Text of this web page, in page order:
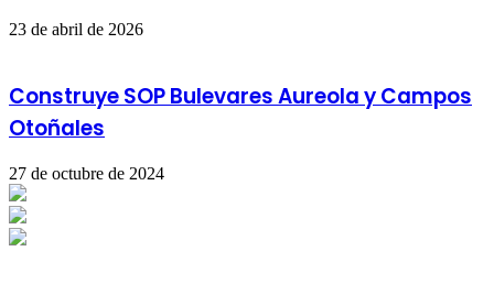
23 de abril de 2026
Construye SOP Bulevares Aureola y Campos
Otoñales
27 de octubre de 2024